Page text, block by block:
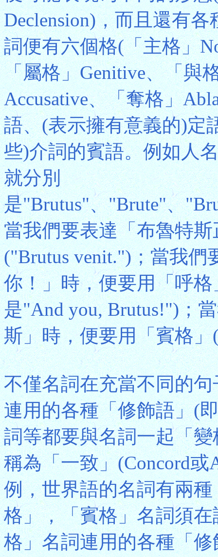
Declension)，而且還有
詞便有六個格(「主格」
「屬格」Genitive、「與
Accusative、「奪格」
語、(表示擁有意義的)定
些)介詞的賓語。例如人
就分別
是"Brutus"、"Brute"、
當我們要表達「布魯特
("Brutus venit.")；當我
你！」時，便要用「呼
是"And you, Brutus!")；
斯」時，便要用「賓格
不僅名詞在充當不同的
連用的各種「修飾語」(
詞等都要與名詞一起「
稱為「一致」(Concord或
例，世界語的名詞有兩
格」，「賓格」名詞須
格」名詞連用的各種「